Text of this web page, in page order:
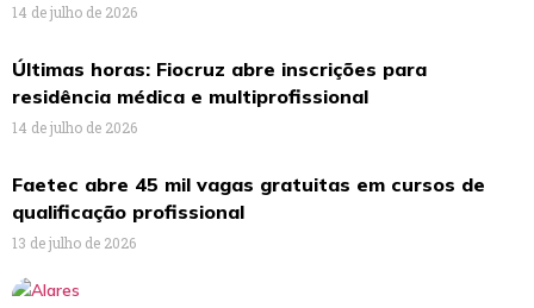
14 de julho de 2026
Últimas horas: Fiocruz abre inscrições para
residência médica e multiprofissional
14 de julho de 2026
Faetec abre 45 mil vagas gratuitas em cursos de
qualificação profissional
13 de julho de 2026